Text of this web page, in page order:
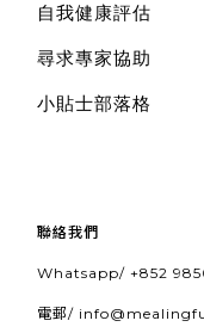
自我健康評估
尋求專家協助
小貼士部落格
聯絡我們
Whatsapp/ +852
電郵/